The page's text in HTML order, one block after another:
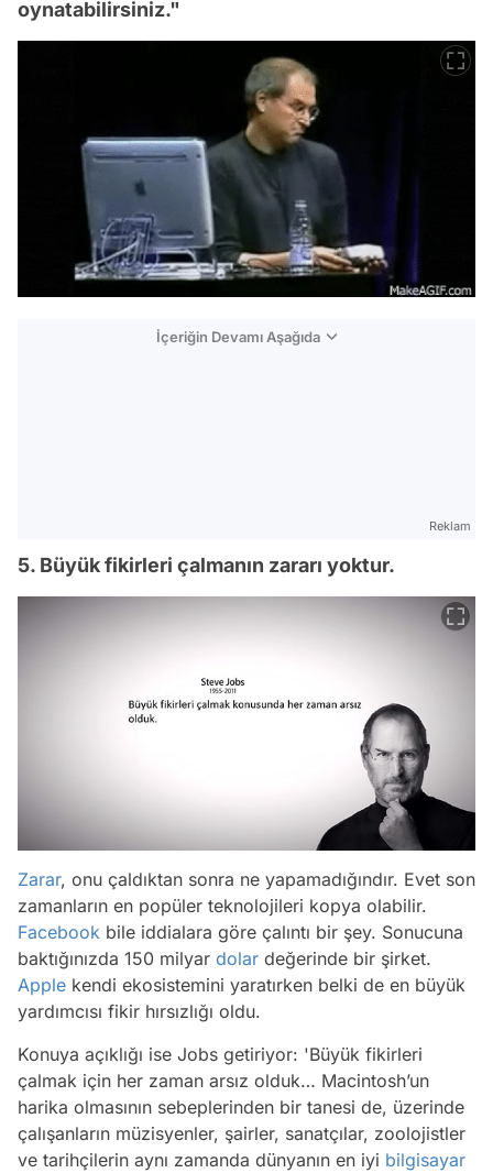
oynatabilirsiniz."
İçeriğin Devamı Aşağıda
Reklam
5. Büyük fikirleri çalmanın zararı yoktur.
Zarar, onu çaldıktan sonra ne yapamadığındır. Evet son
zamanların en popüler teknolojileri kopya olabilir.
Facebook bile iddialara göre çalıntı bir şey. Sonucuna
baktığınızda 150 milyar dolar değerinde bir şirket.
Apple kendi ekosistemini yaratırken belki de en büyük
yardımcısı fikir hırsızlığı oldu.
Konuya açıklığı ise Jobs getiriyor: 'Büyük fikirleri
çalmak için her zaman arsız olduk… Macintosh’un
harika olmasının sebeplerinden bir tanesi de, üzerinde
çalışanların müzisyenler, şairler, sanatçılar, zoolojistler
ve tarihçilerin aynı zamanda dünyanın en iyi bilgisayar